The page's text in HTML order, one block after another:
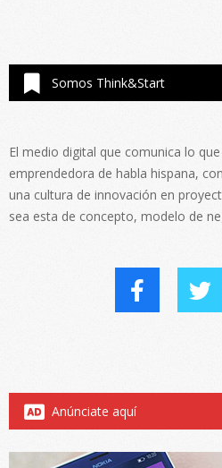
Somos Think&Start
El medio digital que comunica lo
emprendedora de habla hispana,
una cultura de innovación en
sea esta de concepto, modelo de
Anúnciate aquí